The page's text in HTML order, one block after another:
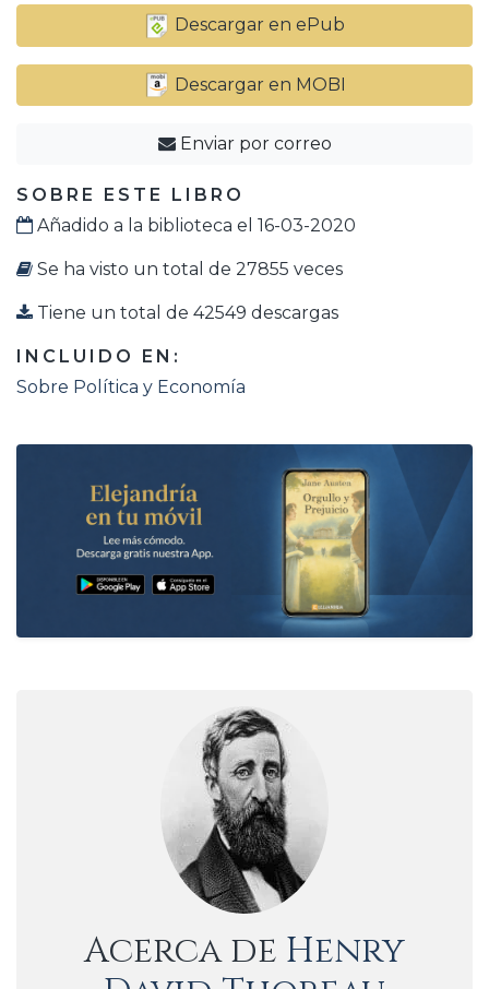
Descargar en ePub
Descargar en MOBI
Enviar por correo
SOBRE ESTE LIBRO
Añadido a la biblioteca el 16-03-2020
Se ha visto un total de 27855 veces
Tiene un total de 42549 descargas
INCLUIDO EN:
Sobre Política y Economía
Acerca de Henry